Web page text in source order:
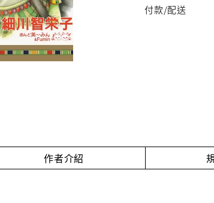
付款/配送
作者介紹